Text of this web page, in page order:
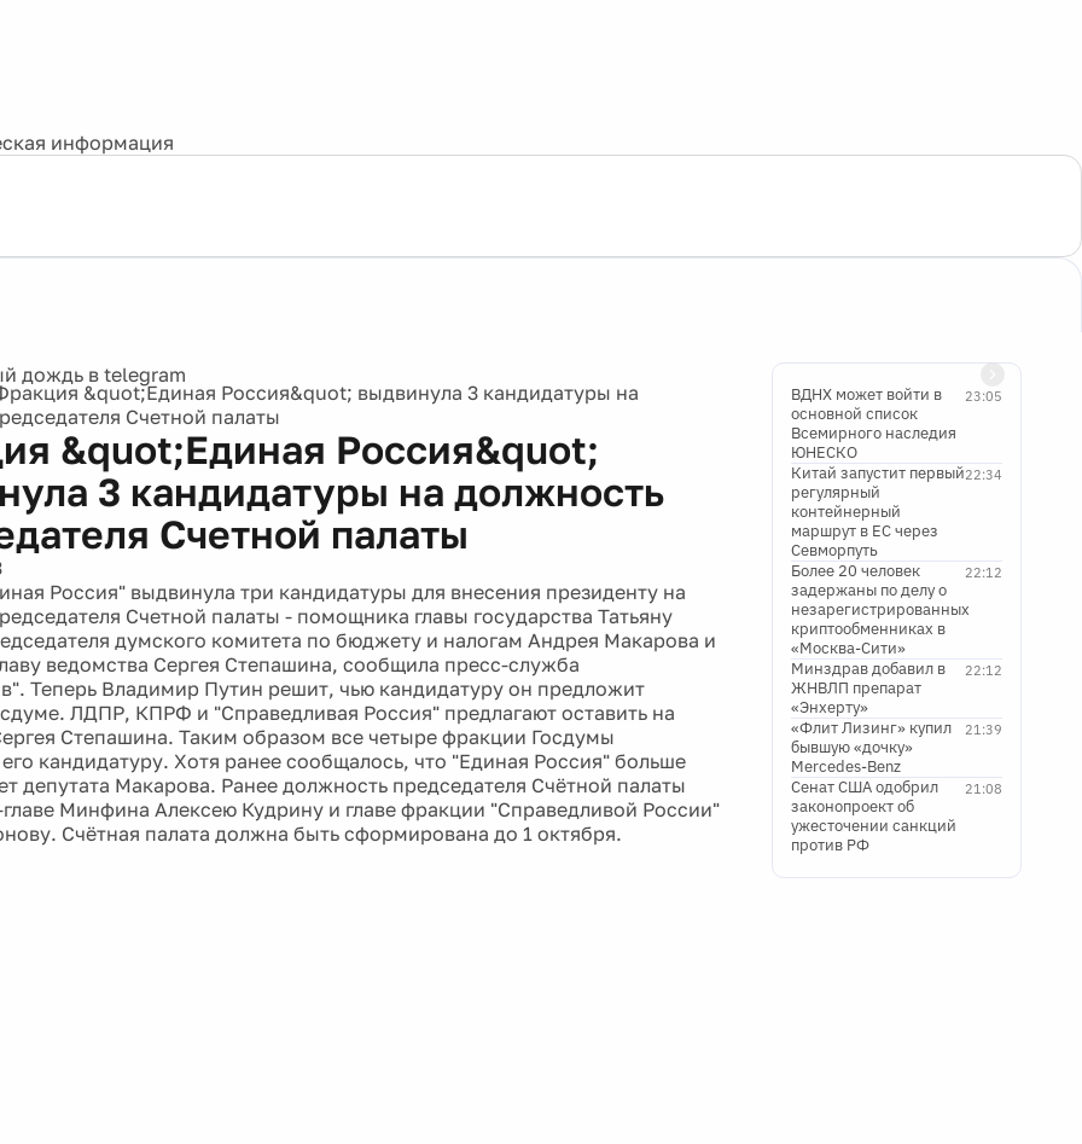
информация
&quot;Единая Россия&quot; выдвинула 3 кандидатуры на
Счетной палаты
&quot;Единая Россия&quot;
3 кандидатуры на должность
Счетной палаты
Россия" выдвинула три кандидатуры для внесения президенту на
Счетной палаты - помощника главы государства Татьяну
думского комитета по бюджету и налогам Андрея Макарова и
ведомства Сергея Степашина, сообщила пресс-служба
Теперь Владимир Путин решит, чью кандидатуру он предложит
ЛДПР, КПРФ и "Справедливая Россия" предлагают оставить на
Степашина. Таким образом все четыре фракции Госдумы
кандидатуру. Хотя ранее сообщалось, что "Единая Россия" больше
депутата Макарова. Ранее должность председателя Счётной палаты
Минфина Алексею Кудрину и главе фракции "Справедливой России"
Счётная палата должна быть сформирована до 1 октября.
23:05
ВДНХ может войти в
основной список
Всемирного наследия
ЮНЕСКО
22:34
Китай запустит первый
регулярный
контейнерный
маршрут в ЕС через
Севморпуть
22:12
Более 20 человек
задержаны по делу о
незарегистрированных
криптообменниках в
«Москва-Сити»
22:12
Минздрав добавил в
ЖНВЛП препарат
«Энхерту»
21:39
«Флит Лизинг» купил
бывшую «дочку»
Mercedes-Benz
21:08
Сенат США одобрил
законопроект об
ужесточении санкций
против РФ